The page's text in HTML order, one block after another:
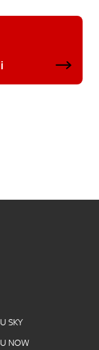
SKY
NOW